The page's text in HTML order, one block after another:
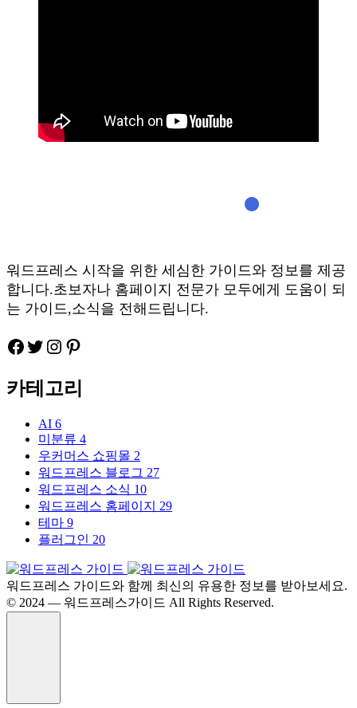
워드프레스 시작을 위한 세심한 가이드와 정보를 제공
합니다.초보자나 홈페이지 전문가 모두에게 도움이 되
는 가이드,소식을 전해드립니다.
Facebook
Twitter
Instagram
Pinteres
카테고리
AI 6
미분류 4
우커머스 쇼핑몰 2
워드프레스 블로그 27
워드프레스 소식 10
워드프레스 홈페이지 29
테마 9
플러그인 20
워드프레스 가이드와 함께 최신의 유용한 정보를 받아보세요.
©️ 2024 — 워드프레스가이드 All Rights Reserved.